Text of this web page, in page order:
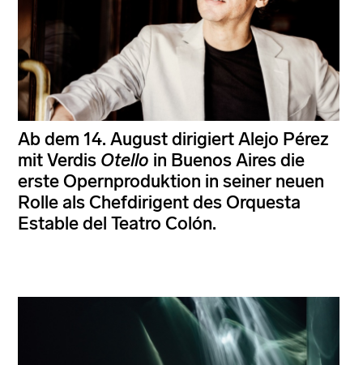
Ab dem 14. August dirigiert Alejo Pérez
mit Verdis Otello in Buenos Aires die
erste Opernproduktion in seiner neuen
Rolle als Chefdirigent des Orquesta
Estable del Teatro Colón.